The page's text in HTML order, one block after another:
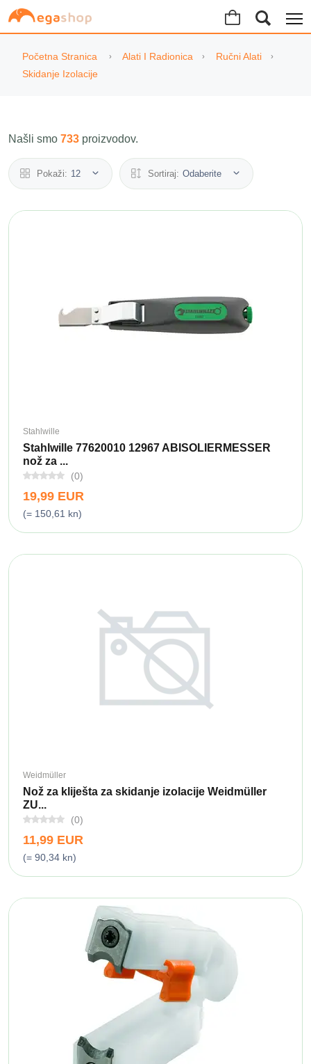
Početna Stranica Alati I Radionica
Ručni Alati
Skidanje Izolacije
Našli smo 733 proizvodov.
Pokaži: 12 Sortiraj: Odaberite
Stahlwille
Stahlwille 77620010 12967 ABISOLIERMESSER
nož za ...
(0)
19,99 EUR
(= 150,61 kn)
Weidmüller
Nož za kliješta za skidanje izolacije Weidmüller
ZU...
(0)
11,99 EUR
(= 90,34 kn)